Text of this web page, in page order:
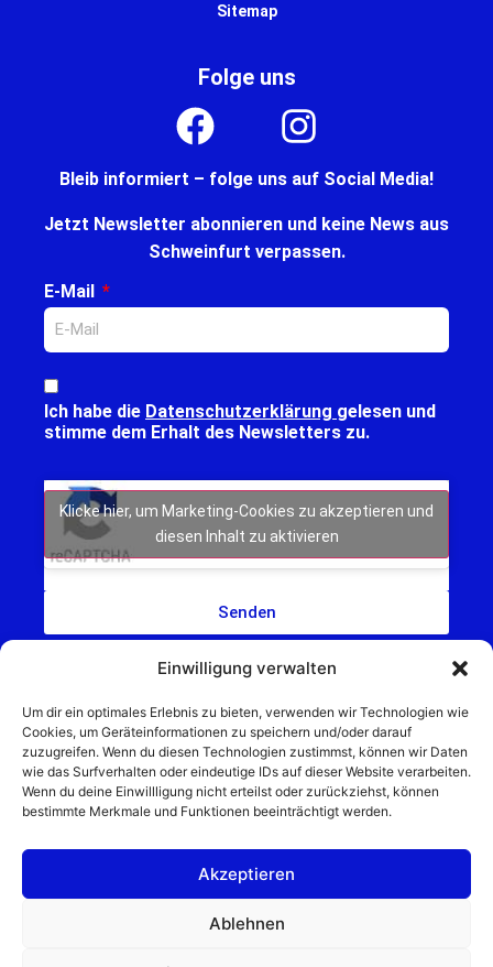
Einwilligung verwalten
Um dir ein optimales Erlebnis zu bieten, verwenden wir Technologien wie
Cookies, um Geräteinformationen zu speichern und/oder darauf
zuzugreifen. Wenn du diesen Technologien zustimmst, können wir Daten
wie das Surfverhalten oder eindeutige IDs auf dieser Website verarbeiten.
Wenn du deine Einwillligung nicht erteilst oder zurückziehst, können
bestimmte Merkmale und Funktionen beeinträchtigt werden.
Akzeptieren
Ablehnen
Sitemap
Schweinfurt NEWS – Aktuelle Nachrichten,
Veranstaltungen und Sport aus Schweinfurt und
Umgebung.
unverbindlich anfragen
© 2025 Schweinfurt NEWS
Folge uns
Bleib informiert – folge uns auf Social Media!
Jetzt Newsletter abonnieren und keine News aus
Schweinfurt verpassen.
E-Mail
Ich habe die Datenschutzerklärung gelesen und
stimme dem Erhalt des Newsletters zu.
Klicke hier, um Marketing-Cookies zu akzeptieren und
diesen Inhalt zu aktivieren
Senden